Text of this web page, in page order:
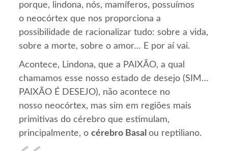
porque, lindona, nós, mamíferos, possuímos
o neocórtex que nos proporciona a
possibilidade de racionalizar tudo: sobre a vida,
sobre a morte, sobre o amor… E por aí vai.
Acontece, Lindona, que a PAIXÃO, a qual
chamamos esse nosso estado de desejo (SIM…
PAIXÃO É DESEJO), não acontece no
nosso neocórtex, mas sim em regiões mais
primitivas do cérebro que estimulam,
principalmente, océrebro Basalou reptiliano.